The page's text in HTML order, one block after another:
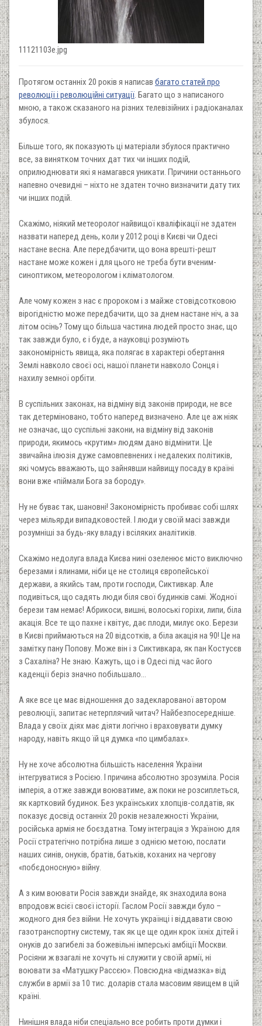
11121103e.jpg
Протягом останніх 20 років я написав багато статей про
революції і революційні ситуації. Багато що з написаного
мною, а також сказаного на різних телевізійних і радіоканалах
збулося.
Більше того, як показують ці матеріали збулося практично
все, за винятком точних дат тих чи інших подій,
оприлюднювати які я намагався уникати. Причини останнього
напевно очевидні – ніхто не здатен точно визначити дату тих
чи інших подій.
Скажімо, ніякий метеоролог найвищої кваліфікації не здатен
назвати наперед день, коли у 2012 році в Києві чи Одесі
настане весна. Але передбачити, що вона врешті-решт
настане може кожен і для цього не треба бути вченим-
синоптиком, метеорологом і кліматологом.
Але чому кожен з нас є пророком і з майже стовідсотковою
вірогідністю може передбачити, що за днем настане ніч, а за
літом осінь? Тому що більша частина людей просто знає, що
так завжди було, є і буде, а науковці розуміють
закономірність явища, яка полягає в характері обертання
Землі навколо своєї осі, нашої планети навколо Сонця і
нахилу земної орбіти.
В суспільних законах, на відміну від законів природи, не все
так детерміновано, тобто наперед визначено. Але це аж ніяк
не означає, що суспільні закони, на відміну від законів
природи, якимось «крутим» людям дано відмінити. Це
звичайна ілюзія дуже самовпевнених і недалеких політиків,
які чомусь вважають, що зайнявши найвищу посаду в країні
вони вже «піймали Бога за бороду».
Ну не буває так, шановні! Закономірність пробиває собі шлях
через мільярди випадковостей. І люди у своїй масі завжди
розумніші за будь-яку владу і всіляких аналітиків.
Скажімо недолуга влада Києва нині озеленює місто виключно
березами і ялинами, ніби це не столиця європейської
держави, а якийсь там, проти господи, Сиктивкар. Але
подивіться, що садять люди біля свої будинків самі. Жодної
берези там немає! Абрикоси, вишні, волоські горіхи, липи, біла
акація. Все те що пахне і квітує, дає плоди, милує око. Берези
в Києві приймаються на 20 відсотків, а біла акація на 90! Це на
замітку пану Попову. Може він і з Сиктивкара, як пан Костусєв
з Сахаліна? Не знаю. Кажуть, що і в Одесі під час його
каденції беріз значно побільшало…
А яке все це має відношення до задекларованої автором
революції, запитає нетерплячий читач? Найбезпосередніше.
Влада у своїх діях має діяти логічно і враховувати думку
народу, навіть якщо їй ця думка «по цимбалах».
Ну не хоче абсолютна більшість населення України
інтегруватися з Росією. І причина абсолютно зрозуміла. Росія
імперія, а отже завжди воюватиме, аж поки не розсиплеться,
як картковий будинок. Без українських хлопців-солдатів, як
показує досвід останніх 20 років незалежності України,
російська армія не боєздатна. Тому інтеграція з Україною для
Росії стратегічно потрібна лише з однією метою, послати
наших синів, онуків, братів, батьків, коханих на чергову
«побєдоносную» війну.
А з ким воювати Росія завжди знайде, як знаходила вона
впродовж всієї своєї історії. Гаслом Росії завжди було –
жодного дня без війни. Не хочуть українці і віддавати свою
газотранспортну систему, так як це ще один крок їхніх дітей і
онуків до загибелі за божевільні імперські амбіції Москви.
Росіяни ж взагалі не хочуть ні служити у своїй армії, ні
воювати за «Матушку Рассєю». Повсюдна «відмазка» від
служби в армії за 10 тис. доларів стала масовим явищем в цій
країні.
Нинішня влада ніби спеціально все робить проти думки і